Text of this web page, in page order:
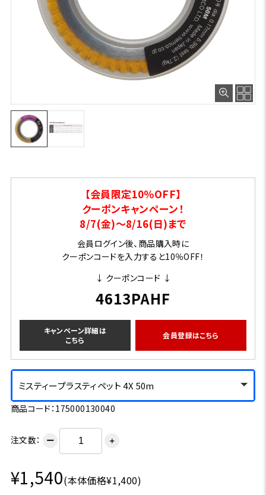
【会員限定10％OFF】
クーポンキャンペーン！
8/7(金)～8/16(日)まで
会員ログイン後、商品購入時に
クーポンコードを入力すると10％OFF！
↓ クーポンコード ↓
4613PAHF
キャンペーン詳細は
こちら
会員登録はこちら
ミスティープラスティペット 4X 50m
商品コード：175000130040
注文数： ー ＋
¥1,540(本体価格¥1,400)